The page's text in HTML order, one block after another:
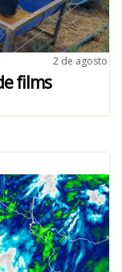
2 de agosto
films